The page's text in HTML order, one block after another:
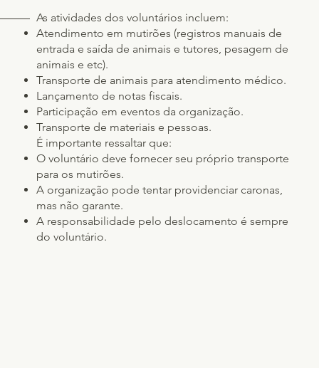
As atividades dos voluntários incluem:
Atendimento em mutirões (registros manuais de
entrada e saída de animais e tutores, pesagem de
animais e etc).
Transporte de animais para atendimento médico.
Lançamento de notas fiscais.
Participação em eventos da organização.
Transporte de materiais e pessoas.
É importante ressaltar que:
O voluntário deve fornecer seu próprio transporte
para os mutirões.
A organização pode tentar providenciar caronas,
mas não garante.
A responsabilidade pelo deslocamento é sempre
do voluntário.